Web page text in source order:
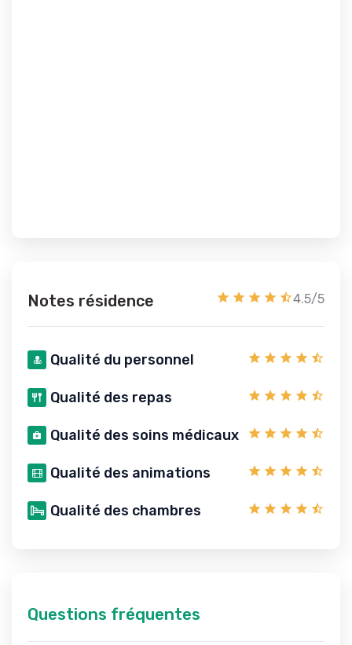
Notes résidence 4.5/5
Qualité du personnel
Qualité des repas
Qualité des soins médicaux
Qualité des animations
Qualité des chambres
Questions fréquentes